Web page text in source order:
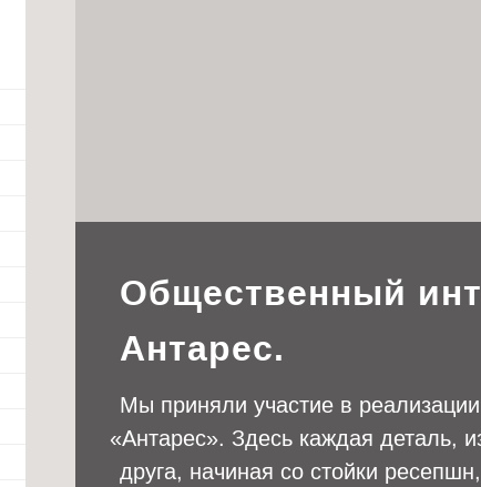
Общественный
Антарес.
Мы приняли участие в
«Антарес». Здесь каждая деталь,
друга, начиная со стойки
ТЕЛЕФОН